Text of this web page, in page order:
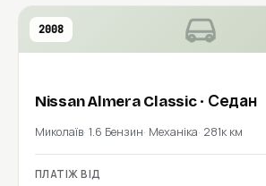
2008
NissanAlmera Classic· Седан
Миколаїв 1.6 Бензин Механіка 281к км
ПЛАТІЖ ВІД